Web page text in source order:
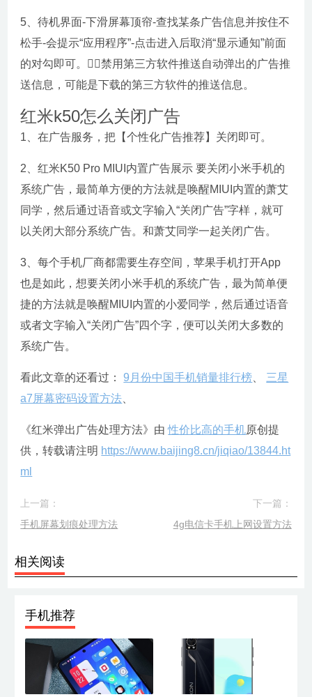
5、待机界面-下滑屏幕顶帘-查找某条广告信息并按住不
松手-会提示“应用程序”-点击进入后取消“显示通知”前面
的对勾即可。；禁用第三方软件推送自动弹出的广告推
送信息，可能是下载的第三方软件的推送信息。
红米k50怎么关闭广告
1、在广告服务，把【个性化广告推荐】关闭即可。
2、红米K50 Pro MIUI内置广告展示 要关闭小米手机的
系统广告，最简单方便的方法就是唤醒MIUI内置的萧艾
同学，然后通过语音或文字输入“关闭广告”字样，就可
以关闭大部分系统广告。和萧艾同学一起关闭广告。
3、每个手机厂商都需要生存空间，苹果手机打开App
也是如此，想要关闭小米手机的系统广告，最为简单便
捷的方法就是唤醒MIUI内置的小爱同学，然后通过语音
或者文字输入“关闭广告”四个字，便可以关闭大多数的
系统广告。
看此文章的还看过：9月份中国手机销量排行榜
三星
a7屏幕密码设置方法
《红米弹出广告处理方法》由性价比高的手机原创提
供，转载请注明 https://www.baijing8.cn/jiqiao/13844.ht
ml
上一篇：
手机屏幕划痕处理方法
下一篇：
4g电信卡手机上网设置方法
相关阅读
手机推荐